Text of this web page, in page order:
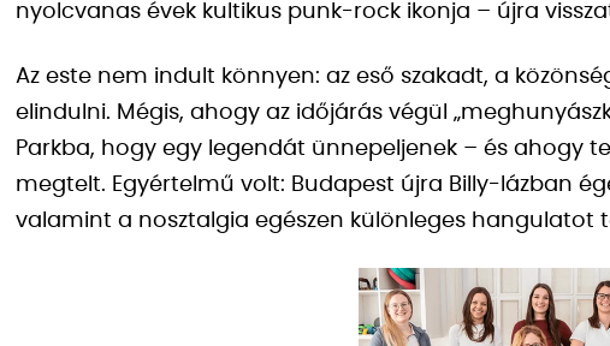
nyolcvanas évek kultikus punk-rock ikonja – újra
Az este nem indult könnyen: az eső szakadt, a
elindulni. Mégis, ahogy az időjárás végül
Parkba, hogy egy legendát ünnepeljenek – és ahogy
megtelt. Egyértelmű volt: Budapest újra Billy-lázban
valamint a nosztalgia egészen különleges hangulatot